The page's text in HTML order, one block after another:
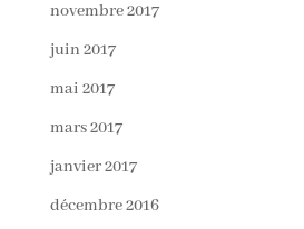
novembre 2017
juin 2017
mai 2017
mars 2017
janvier 2017
décembre 2016